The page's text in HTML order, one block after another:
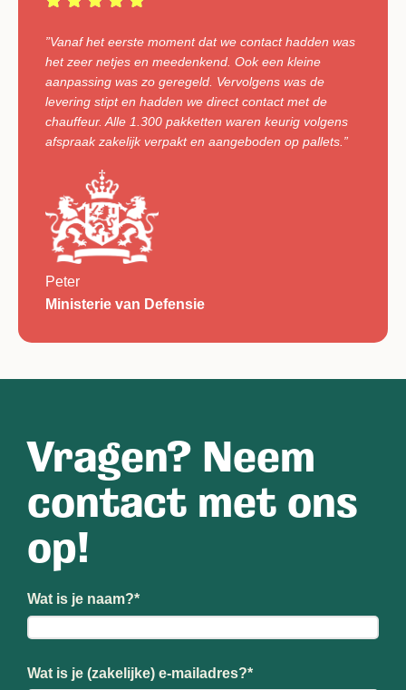
”Vanaf het eerste moment dat we contact hadden was
het zeer netjes en meedenkend. Ook een kleine
aanpassing was zo geregeld. Vervolgens was de
levering stipt en hadden we direct contact met de
chauffeur. Alle 1.300 pakketten waren keurig volgens
afspraak zakelijk verpakt en aangeboden op pallets.”
Peter
Ministerie van Defensie
Vragen? Neem
contact met ons
op!
Wat is je naam?*
Wat is je (zakelijke) e-mailadres?*